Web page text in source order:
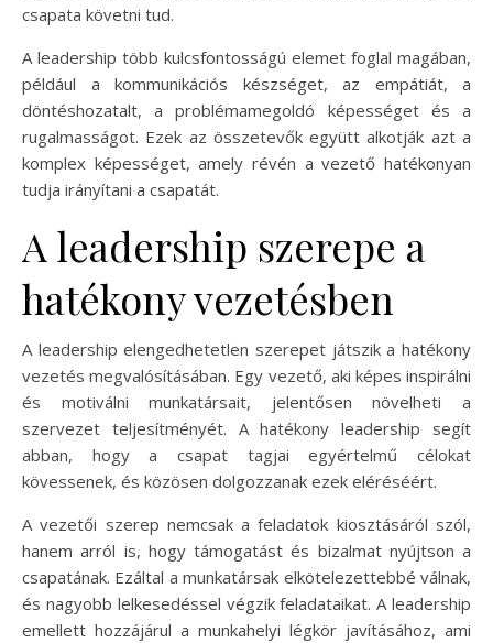
csapata követni tud.
A leadership több kulcsfontosságú elemet foglal magában,
például a kommunikációs készséget, az empátiát, a
döntéshozatalt, a problémamegoldó képességet és a
rugalmasságot. Ezek az összetevők együtt alkotják azt a
komplex képességet, amely révén a vezető hatékonyan
tudja irányítani a csapatát.
A leadership szerepe a
hatékony vezetésben
A leadership elengedhetetlen szerepet játszik a hatékony
vezetés megvalósításában. Egy vezető, aki képes inspirálni
és motiválni munkatársait, jelentősen növelheti a
szervezet teljesítményét. A hatékony leadership segít
abban, hogy a csapat tagjai egyértelmű célokat
kövessenek, és közösen dolgozzanak ezek eléréséért.
A vezetői szerep nemcsak a feladatok kiosztásáról szól,
hanem arról is, hogy támogatást és bizalmat nyújtson a
csapatának. Ezáltal a munkatársak elkötelezettebbé válnak,
és nagyobb lelkesedéssel végzik feladataikat. A leadership
emellett hozzájárul a munkahelyi légkör javításához, ami